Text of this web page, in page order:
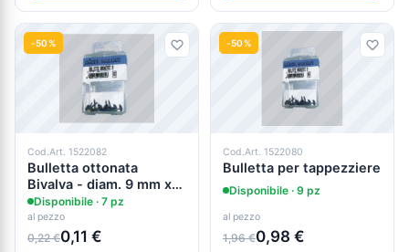
-50%
Cod.Art. 1522082
Bulletta ottonata
Bivalva - diam. 9 mm x
15 mm
Disponibile · 7 pz
al pezzo
0,22 €0,11 €
-50%
Cod.Art. 1522080
Bulletta per tappezziere
Disponibile · 9 pz
al pezzo
1,96 €0,98 €